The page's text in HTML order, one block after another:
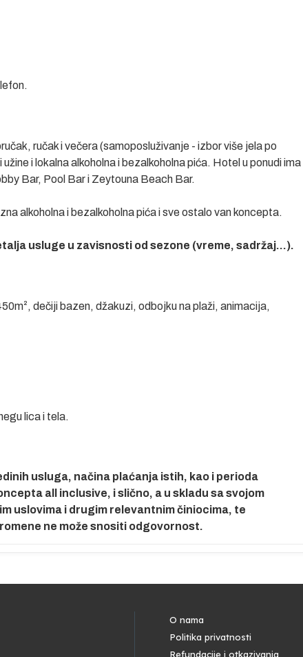
ručak i večera (samoposluživanje - izbor više jela po
i lokalna alkoholna i bezalkoholna pića. Hotel u ponudi ima
Bar, Pool Bar i Zeytouna Beach Bar.
alkoholna i bezalkoholna pića i sve ostalo van koncepta.
usluge u zavisnosti od sezone (vreme, sadržaj...).
dečiji bazen, džakuzi, odbojku na plaži, animacija,
lica i tela.
usluga, načina plaćanja istih, kao i perioda
all inclusive, i slično, a u skladu sa svojom
uslovima i drugim relevantnim činiocima, te
ne može snositi odgovornost.
O nama
Politika privatnosti
Refundacije i otkazivanja